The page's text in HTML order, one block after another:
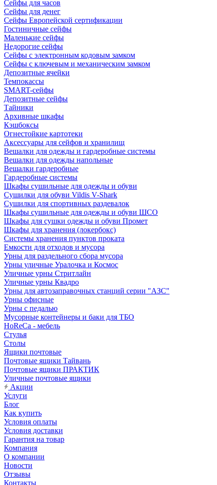
Сейфы для часов
Сейфы для денег
Сейфы Европейской сертификации
Гостиничные сейфы
Маленькие сейфы
Недорогие сейфы
Сейфы с электронным кодовым замком
Сейфы с ключевым и механическим замком
Депозитные ячейки
Темпокассы
SMART-сейфы
Депозитные сейфы
Тайники
Архивные шкафы
Кэшбоксы
Огнестойкие картотеки
Аксессуары для сейфов и хранилищ
Вешалки для одежды и гардеробные системы
Вешалки для одежды напольные
Вешалки гардеробные
Гардеробные системы
Шкафы сушильные для одежды и обуви
Сушилки для обуви Vildis V-Shark
Сушилки для спортивных раздевалок
Шкафы сушильные для одежды и обуви ШСО
Шкафы для сушки одежды и обуви Промет
Шкафы для хранения (локербокс)
Системы хранения пунктов проката
Емкости для отходов и мусора
Урны для раздельного сбора мусора
Урны уличные Уралочка и Космос
Уличные урны Стритлайн
Уличные урны Квадро
Урны для автозаправочных станций серии "АЗС"
Урны офисные
Урны с педалью
Мусорные контейнеры и баки для ТБО
HoReCa - мебель
Стулья
Столы
Ящики почтовые
Почтовые ящики Тайвань
Почтовые ящики ПРАКТИК
Уличные почтовые ящики
Акции
Услуги
Блог
Как купить
Условия оплаты
Условия доставки
Гарантия на товар
Компания
О компании
Новости
Отзывы
Контакты